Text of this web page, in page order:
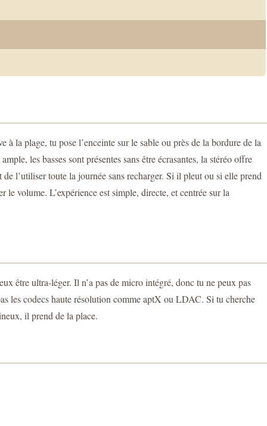
à la plage, tu pose l’enceinte sur le sable ou près de la bordure de la
les basses sont présentes sans être écrasantes, la stéréo offre
l’utiliser toute la journée sans recharger. Si il pleut ou si elle prend
volume. L’expérience est simple, directe, et centrée sur la
être ultra-léger. Il n’a pas de micro intégré, donc tu ne peux pas
les codecs haute résolution comme aptX ou LDAC. Si tu cherche
il prend de la place.